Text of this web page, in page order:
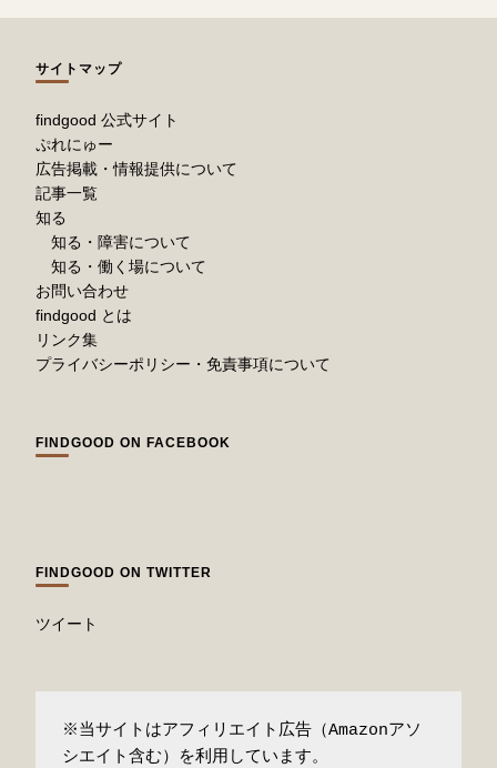
サイトマップ
findgood 公式サイト
ぷれにゅー
広告掲載・情報提供について
記事一覧
知る
知る・障害について
知る・働く場について
お問い合わせ
findgood とは
リンク集
プライバシーポリシー・免責事項について
FINDGOOD ON FACEBOOK
FINDGOOD ON TWITTER
ツイート
※当サイトはアフィリエイト広告（Amazonアソ
シエイト含む）を利用しています。